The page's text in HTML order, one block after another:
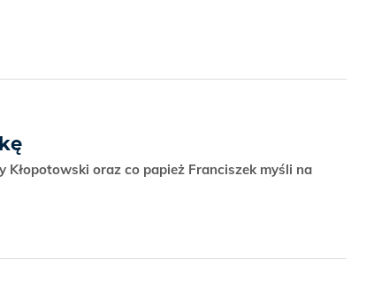
Kłopotowski oraz co papież Franciszek myśli na